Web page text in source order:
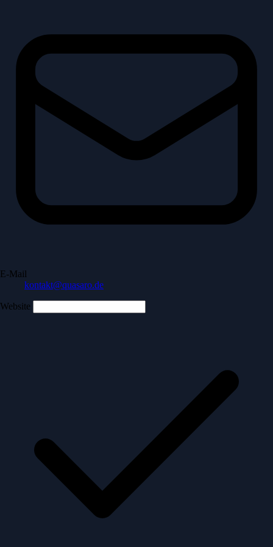
E-Mail
kontakt@quasaro.de
Website